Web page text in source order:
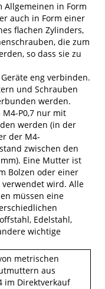
in Form
auch in Form einer
flachen Zylinders,
die zum
so dass sie zu
eng verbinden.
und Schrauben
werden.
M4-P0,7 nur mit
werden (in der
der M4-
zwischen den
Eine Mutter ist
Bolzen oder einer
verwendet wird. Alle
müssen eine
Edelstahl,
wichtige
metrischen
aus
im Direktverkauf